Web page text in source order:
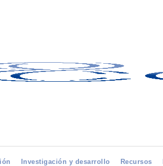
Investigación y desarrollo Recursos